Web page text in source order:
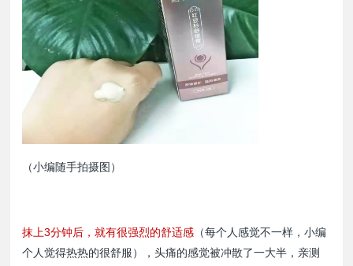
（小编随手拍摄图）
抹上3分钟后，就有很强烈的舒适感 （每个人感觉不一样，小编
个人觉得热热的很舒服），头痛的感觉被冲散了一大半，亲测